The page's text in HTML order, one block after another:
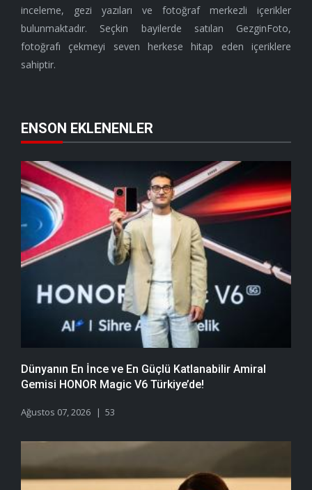
inceleme, gezi yazıları ve fotoğraf merkezli içerikler
bulunmaktadır. Seçkin bayilerde satılan GezginFoto,
fotoğrafı çekmeyi seven herkese hitap eden içeriklere
sahiptir.
ENSON EKLENENLER
Dünyanın En İnce ve En Güçlü Katlanabilir Amiral
Gemisi HONOR Magic V6 Türkiye’de!
Ağustos 07, 2026 53